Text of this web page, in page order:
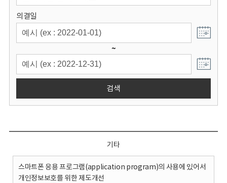
의결일
~
검색
기타
스마트폰 응용 프로그램(application program)의 사용에 있어서
개인정보보호를 위한 제도개선